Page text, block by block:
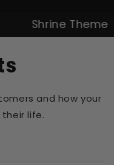
Shrine Theme
and how your
life.